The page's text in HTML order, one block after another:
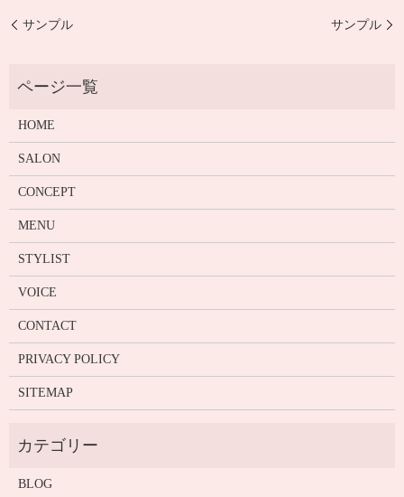
サンプル サンプル
HOME
SALON
CONCEPT
MENU
STYLIST
VOICE
CONTACT
PRIVACY POLICY
SITEMAP
BLOG